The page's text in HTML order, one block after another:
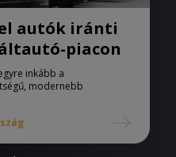
autók iránti
piacon
inkább a
modernebb